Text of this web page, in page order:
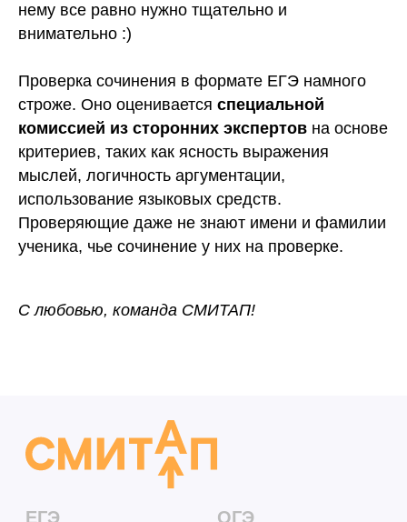
нему все равно нужно тщательно и
внимательно :)
Проверка сочинения в формате ЕГЭ намного
строже. Оно оценивается специальной
комиссией из сторонних экспертов на основе
критериев, таких как ясность выражения
мыслей, логичность аргументации,
использование языковых средств.
Проверяющие даже не знают имени и фамилии
ученика, чье сочинение у них на проверке.
С любовью, команда СМИТАП!
ограниченной ответственностью «Метод развития»,
адрес: 198095, г. Санкт-Петербург, ул. Промышленная, д.
21, стр. 1 +78006003198. Использование сайта означает
Пользовательским соглашением
Политикой
конфиденциальности
Сведения об образовательной
организации